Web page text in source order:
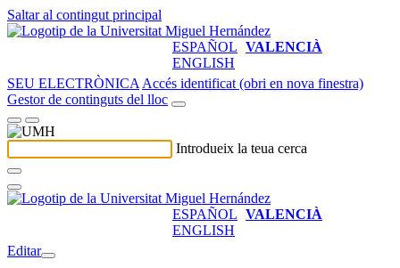
Saltar al contingut principal
ESPAÑOL VALENCIÀ
ENGLISH
SEU ELECTRÒNICA Accés identificat (obri en nova finestra)
Gestor de continguts del lloc
Introdueix la teua cerca
ESPAÑOL VALENCIÀ
ENGLISH
Editar